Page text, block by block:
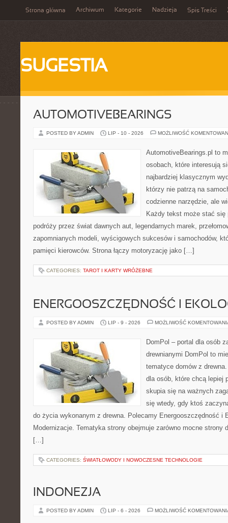
Strona główna Archiwum Kategorie Nadzieja Spis Treści
SUGESTIA
AUTOMOTIVEBEARINGS
POSTED BY ADMIN LIP - 10 - 2026 MOŻLIWOŚĆ
AutomotiveBearings.pl to
osobach, które interesują
najbardziej klasycznym
którzy nie patrzą na
codzienne narzędzie, ale
Każdy tekst może stać się
podróży przez świat dawnych aut, legendarnych marek,
zapomnianych modeli, wyścigowych sukcesów i samochodów,
pamięci kierowców. Strona łączy motoryzację jako […]
CATEGORIES: TAROT I KARTY WRÓŻEBNE
ENERGOOSZCZĘDNOŚĆ I
POSTED BY ADMIN LIP - 9 - 2026 MOŻLIWOŚĆ
DomPol – portal dla osób
drewnianymi DomPol to
tematyce domów z
dla osób, które chcą lepiej
skupia się na ważnych
się wtedy, gdy ktoś
do życia wykonanym z drewna. Polecamy Energooszczędność i
Modernizacje. Tematyka strony obejmuje zarówno mocne strony
[…]
CATEGORIES: ŚWIATŁOWODY I NOWOCZESNE TECHNOLOGIE
INDONEZJA
POSTED BY ADMIN LIP - 6 - 2026 MOŻLIWOŚĆ